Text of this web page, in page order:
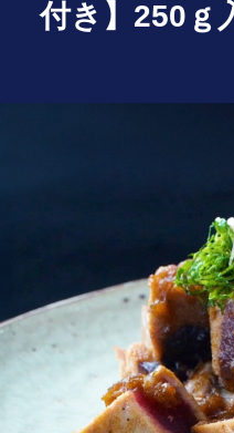
付き】250